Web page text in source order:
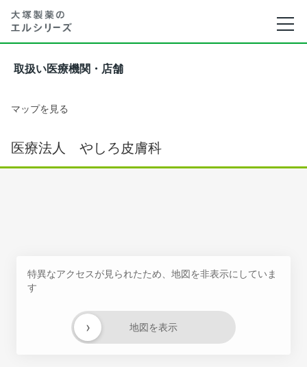
取扱い医療機関・店舗
マップを見る
医療法人 やしろ皮膚科
特異なアクセスが見られたため、地図を非表示にしていま
す
地図を表示
›